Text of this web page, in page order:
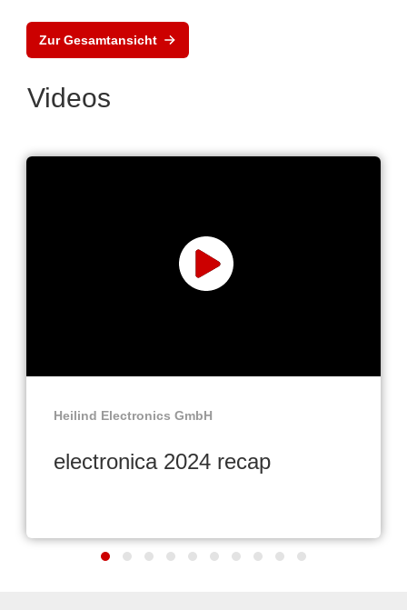
Zur Gesamtansicht
Videos
Heilind Electronics GmbH
electronica 2024 recap